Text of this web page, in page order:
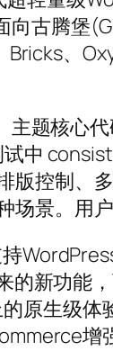
古腾堡
、
主题核
中
版控制、
景。用
的新功能
原生级